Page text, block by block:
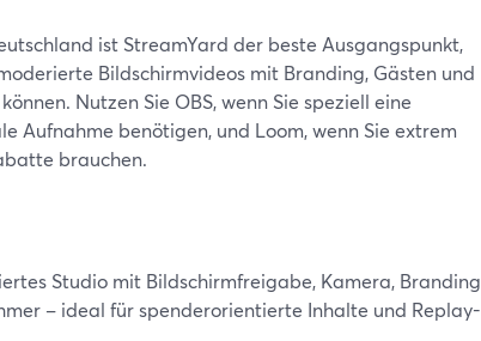
ist StreamYard der beste Ausgangspunkt,
Bildschirmvideos mit Branding, Gästen und
Nutzen Sie OBS, wenn Sie speziell eine
Aufnahme benötigen, und Loom, wenn Sie extrem
brauchen.
Studio mit Bildschirmfreigabe, Kamera, Branding
– ideal für spenderorientierte Inhalte und Replay-